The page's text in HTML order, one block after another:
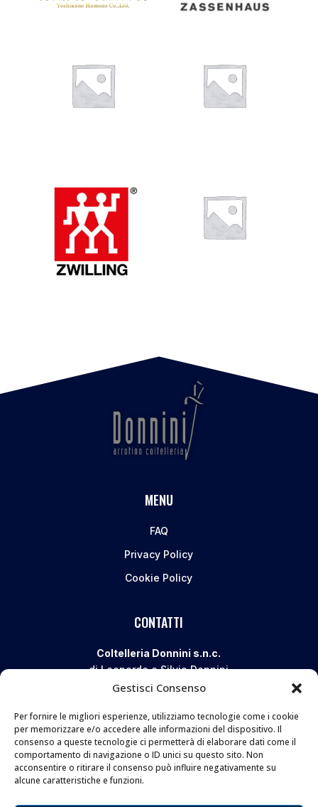
Gestisci Consenso
Per fornire le migliori esperienze, utilizziamo tecnologie come i cookie
per memorizzare e/o accedere alle informazioni del dispositivo. Il
consenso a queste tecnologie ci permetterà di elaborare dati come il
comportamento di navigazione o ID unici su questo sito. Non
acconsentire o ritirare il consenso può influire negativamente su
alcune caratteristiche e funzioni.
MENU
FAQ
Privacy Policy
Cookie Policy
CONTATTI
Coltelleria Donnini s.n.c.
di Leonardo e Silvia Donnini
Via Giovanni Lanza, 70 – 50136 FIRENZE
Telefono e WhatsApp:055 661 438
Email: info@donninicoltelleria.it
FOLLOW